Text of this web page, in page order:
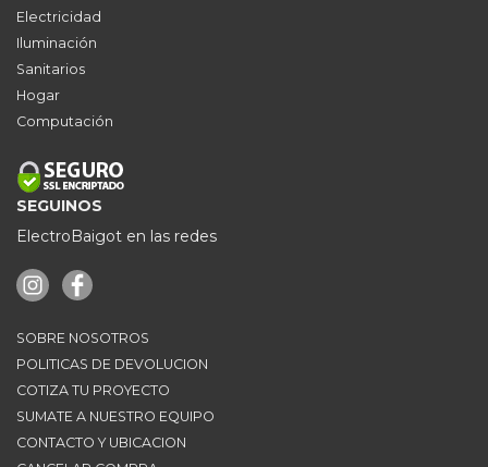
Electricidad
Iluminación
Sanitarios
Hogar
Computación
SEGUINOS
ElectroBaigot en las redes
SOBRE NOSOTROS
POLITICAS DE DEVOLUCION
COTIZA TU PROYECTO
SUMATE A NUESTRO EQUIPO
CONTACTO Y UBICACION